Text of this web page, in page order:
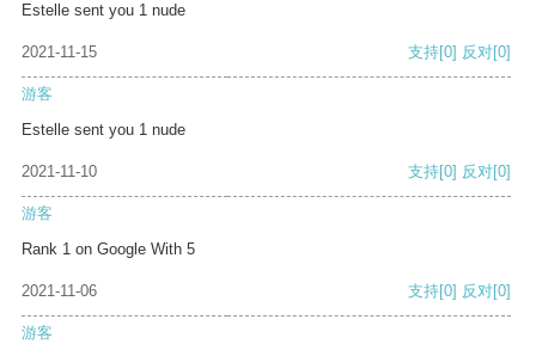
Estelle sent you 1 nude
2021-11-15 支持[0] 反对[0]
游客
Estelle sent you 1 nude
2021-11-10 支持[0] 反对[0]
游客
Rank 1 on Google With 5
2021-11-06 支持[0] 反对[0]
游客